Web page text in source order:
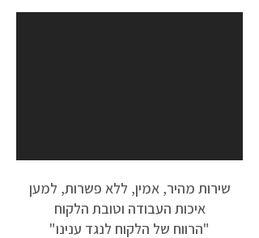
שירות מהיר, אמין, ללא פשרות, למען
איכות העבודה וטובת הלקוח
"הרווח של הלקוח לנגד ענינו"